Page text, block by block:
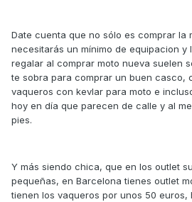
Date cuenta que no sólo es comprar la
necesitarás un mínimo de equipacion y
regalar al comprar moto nueva suelen
te sobra para comprar un buen casco,
vaqueros con kevlar para moto e
hoy en día que parecen de calle y al
pies.
Y más siendo chica, que en los outlet
pequeñas, en Barcelona tienes outlet
tienen los vaqueros por unos 50